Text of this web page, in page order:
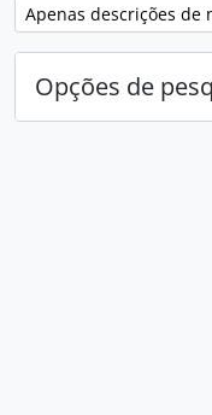
Remover filtro:
Apenas descrições de
Opções de